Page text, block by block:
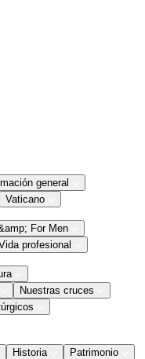
general
Vaticano
For Men
profesional
Nuestras cruces
Historia
Patrimonio